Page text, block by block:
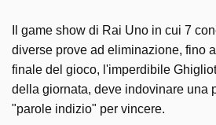
Il game show di Rai Uno in cui 7
diverse prove ad eliminazione, fino
finale del gioco, l'imperdibile
della giornata, deve indovinare una
"parole indizio" per vincere.